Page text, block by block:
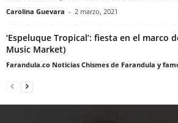
Carolina Guevara - 2 marzo, 2021
‘Espeluque Tropical’: fiesta en el marco
Music Market)
Farandula.co Noticias Chismes de Farandula y